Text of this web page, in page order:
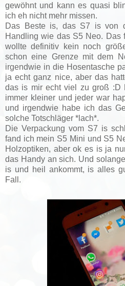
gewöhnt und kann es quasi
ich eh nicht mehr missen.
Das Beste is, das S7 is von
Handling wie das S5 Neo. Das
wollte definitiv kein noch
schon eine Grenze mit dem
irgendwie in die Hosentasche
ja echt ganz nice, aber das
das is mir echt viel zu groß :D
immer kleiner und jeder war
und irgendwie habe ich das
solche Totschläger *lach*.
Die Verpackung vom S7 is
fand ich mein S5 Mini und S5
Holzoptiken, aber ok es is ja
das Handy an sich. Und
is und heil ankommt, is alles
Fall.